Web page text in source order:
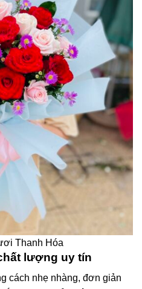
Thanh Hóa
lượng uy tín
cách nhẹ nhàng, đơn giản